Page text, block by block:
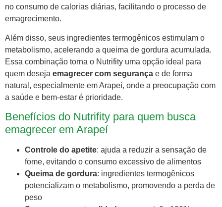
no consumo de calorias diárias, facilitando o processo de
emagrecimento.
Além disso, seus ingredientes termogênicos estimulam o
metabolismo, acelerando a queima de gordura acumulada.
Essa combinação torna o Nutrifity uma opção ideal para
quem deseja emagrecer com segurança e de forma
natural, especialmente em Arapeí, onde a preocupação com
a saúde e bem-estar é prioridade.
Benefícios do Nutrifity para quem busca
emagrecer em Arapeí
Controle do apetite: ajuda a reduzir a sensação de
fome, evitando o consumo excessivo de alimentos
Queima de gordura: ingredientes termogênicos
potencializam o metabolismo, promovendo a perda de
peso